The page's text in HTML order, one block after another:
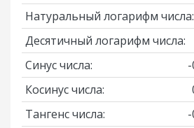
Натуральный логарифм числа:
Десятичный логарифм числа:
Синус числа:
Косинус числа:
Тангенс числа: